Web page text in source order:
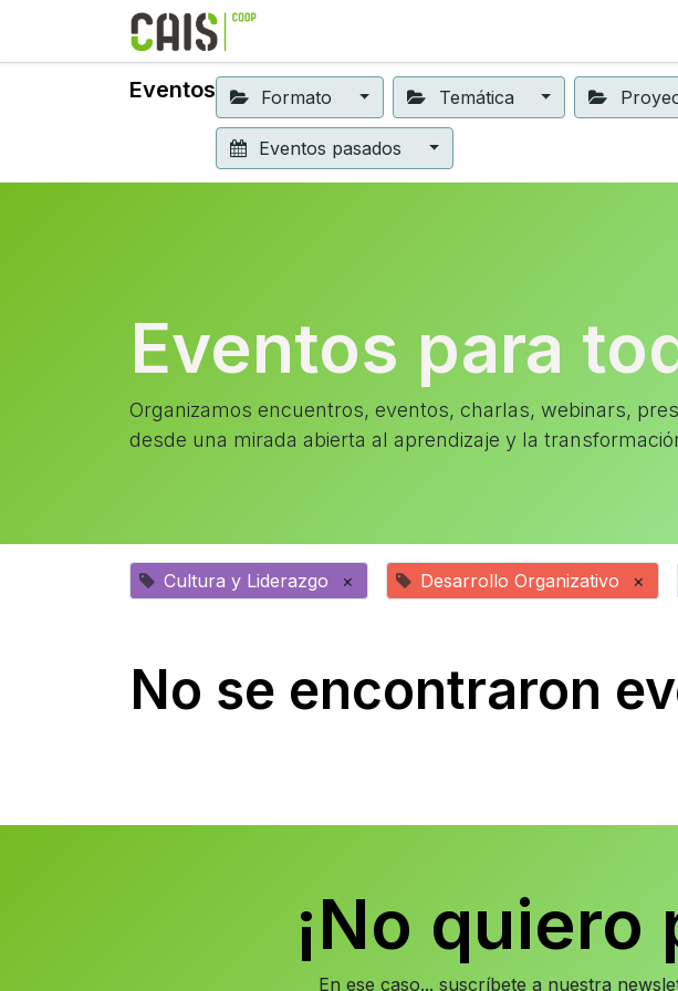
Eventos Formato Temática
Eventos pasados
Eventos para
Organizamos encuentros, eventos, charlas, webinars,
desde una mirada abierta al aprendizaje y la
Cultura y Liderazgo × Desarrollo Organizativo ×
No se encontraron
¡No
En ese caso... suscríbete a nuestra